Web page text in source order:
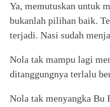
Ya, memutuskan untuk
bukanlah pilihan baik.
terjadi. Nasi sudah
Nola tak mampu lagi
ditanggungnya terlalu
Nola tak menyangka Bu